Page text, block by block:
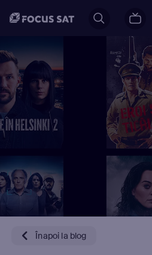
Înapoi la blog